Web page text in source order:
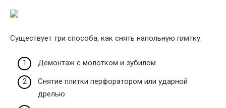
Существует три способа, как снять напольную плитку:
Демонтаж с молотком и зубилом.
Снятие плитки перфоратором или ударной
дрелью.